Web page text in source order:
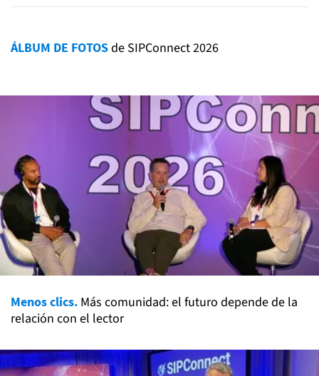
ÁLBUM DE FOTOSde SIPConnect 2026
Menos clics. Más comunidad: el futuro depende de la
relación con el lector